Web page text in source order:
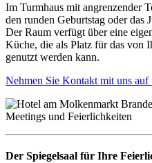
Im Turmhaus mit angrenzender
den runden Geburtstag oder das
Der Raum verfügt über eine
Küche, die als Platz für das von
genutzt werden kann.
Nehmen Sie Kontakt mit uns auf
Der Spiegelsaal für Ihre